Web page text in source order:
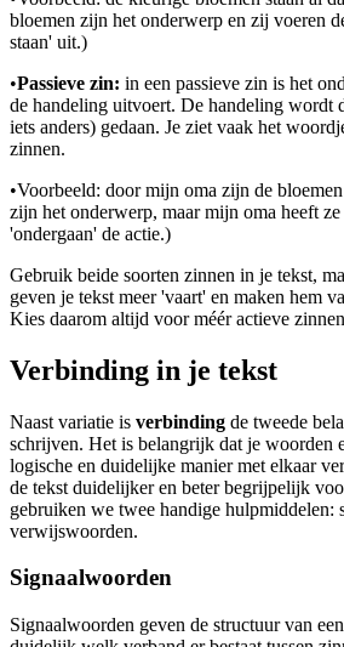
bloemen zijn het onderwerp en zij voeren
staan' uit.)
•Passieve zin: in een passieve zin is het
de handeling uitvoert. De handeling wordt
iets anders) gedaan. Je ziet vaak het
zinnen.
•Voorbeeld: door mijn oma zijn de
zijn het onderwerp, maar mijn oma heeft
'ondergaan' de actie.)
Gebruik beide soorten zinnen in je tekst,
geven je tekst meer 'vaart' en maken hem
Kies daarom altijd voor méér actieve
Verbinding in je tekst
Naast variatie is verbinding de tweede
schrijven. Het is belangrijk dat je woorden
logische en duidelijke manier met elkaar
de tekst duidelijker en beter begrijpelijk
gebruiken we twee handige hulpmiddelen:
verwijswoorden.
Signaalwoorden
Signaalwoorden geven de structuur van